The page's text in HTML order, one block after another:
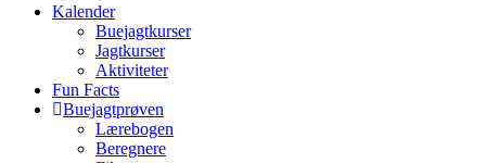
Kalender
Buejagtkurser
Jagtkurser
Aktiviteter
Fun Facts
Buejagtprøven
Lærebogen
Beregnere